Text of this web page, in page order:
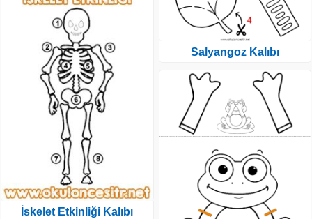
İskelet Etkinliği Kalıbı
Salyangoz Kalıbı